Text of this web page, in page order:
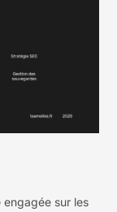
sur les